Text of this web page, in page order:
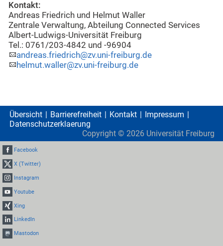
Kontakt:
Andreas Friedrich und Helmut Waller
Zentrale Verwaltung, Abteilung Connected Services
Albert-Ludwigs-Universität Freiburg
Tel.: 0761/203-4842 und -96904
andreas.friedrich@zv.uni-freiburg.de
helmut.waller@zv.uni-freiburg.de
Übersicht Barrierefreiheit Kontakt
Impressum
Datenschutzerklaerung
Copyright © 2026 Universität Freiburg
Facebook
X (Twitter)
Instagram
Youtube
Xing
LinkedIn
Mastodon